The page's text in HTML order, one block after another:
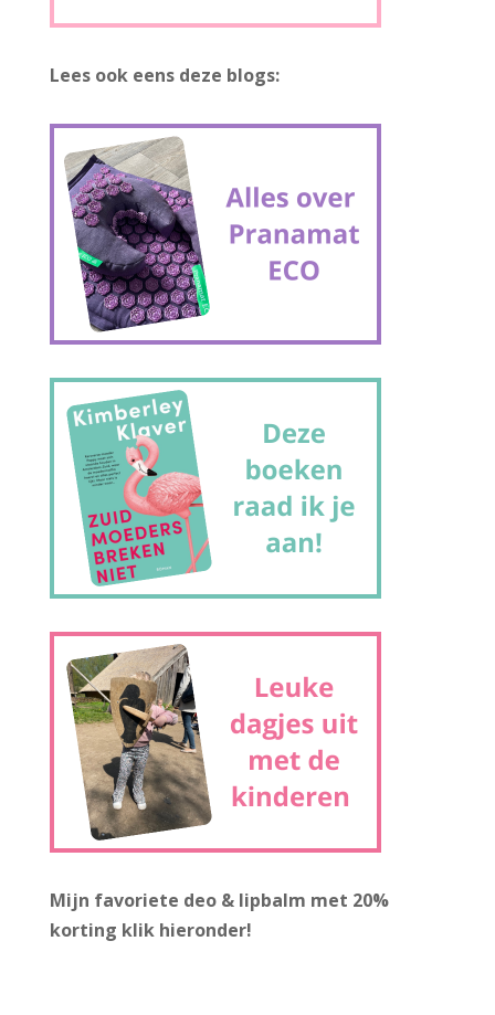
Lees ook eens deze blogs:
Mijn favoriete deo & lipbalm met 20%
korting klik hieronder!